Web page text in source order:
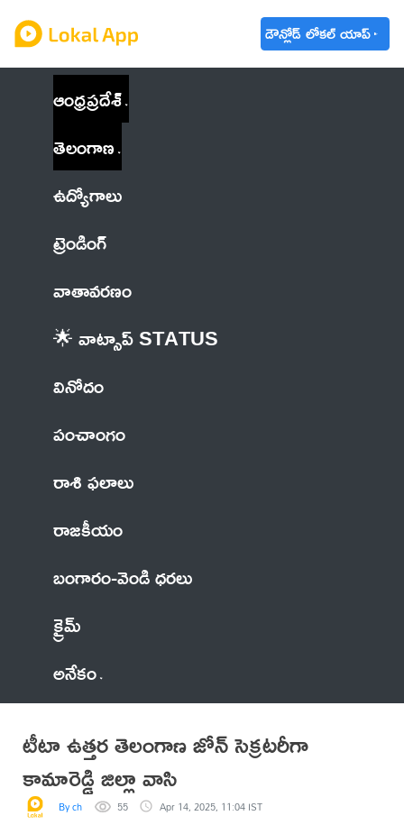
డౌన్లోడ్ లోకల్ యాప్
ఆంధ్రప్రదేశ్
తెలంగాణ
ఉద్యోగాలు
ట్రెండింగ్
వాతావరణం
🌟 వాట్సాప్ STATUS
వినోదం
పంచాంగం
రాశి ఫలాలు
రాజకీయం
బంగారం-వెండి ధరలు
క్రైమ్
అనేకం
టీటా ఉత్తర తెలంగాణ జోన్ సెక్రటరీగా
కామారెడ్డి జిల్లా వాసి
By ch 55 Apr 14, 2025, 11:04 IST